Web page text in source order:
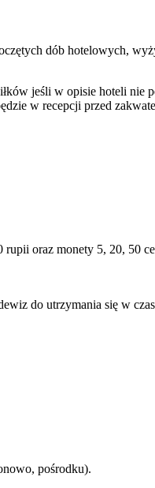
dób hotelowych,
jeśli w opisie hoteli nie
w recepcji przed
oraz monety 5, 20, 50
do utrzymania się w
pośrodku).